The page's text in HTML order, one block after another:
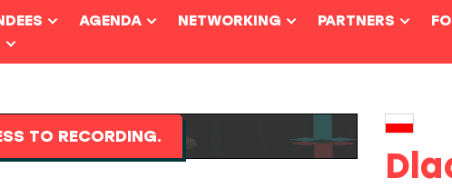
AGENDA NETWORKING PARTNERS
TO RECORDING.